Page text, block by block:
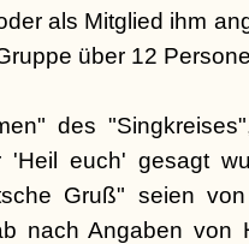
als Mitglied ihm
über 12
des
'Heil euch' gesagt
Gruß" seien
nach Angaben von